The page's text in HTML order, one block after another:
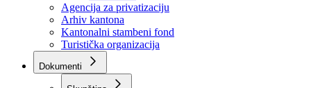
Javna preduzeća
BPK šume
RTV BPK
Agencija za privatizaciju
Arhiv kantona
Kantonalni stambeni fond
Turistička organizacija